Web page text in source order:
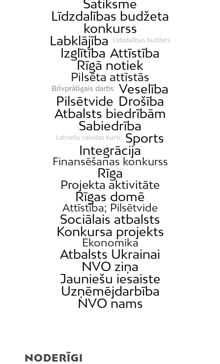
Satiksme
Līdzdalības budžeta
konkurss
Labklājība
Līdzdalības budžets
Izglītība Attīstība
Rīgā notiek
Pilsēta attīstās
Brīvprātīgais darbs
Veselība
Pilsētvide Drošība
Atbalsts biedrībām
Sabiedrība
Latviešu valodas kursi
Sports
Integrācija
Finansēšanas konkurss
Rīga
Projekta aktivitāte
Rīgas domē
Attīstība; Pilsētvide
Sociālais atbalsts
Konkursa projekts
Ekonomika
Atbalsts Ukrainai
NVO ziņa
Jauniešu iesaiste
Uzņēmējdarbība
NVO nams
NODERĪGI